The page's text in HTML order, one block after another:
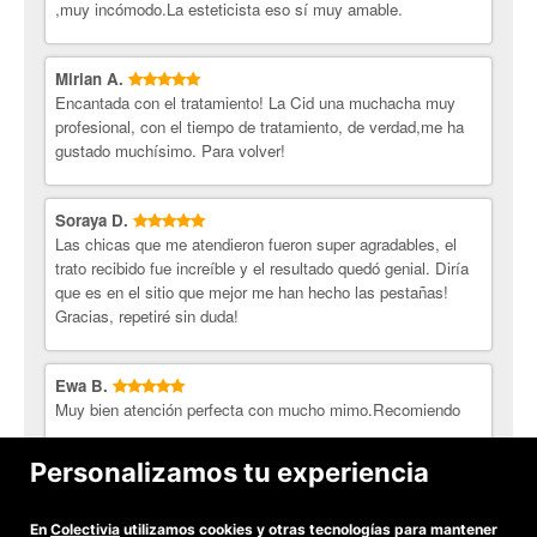
,muy incómodo.La esteticista eso sí muy amable.
Mirian A.
Encantada con el tratamiento! La Cid una muchacha muy
profesional, con el tiempo de tratamiento, de verdad,me ha
gustado muchísimo. Para volver!
Soraya D.
Las chicas que me atendieron fueron super agradables, el
trato recibido fue increíble y el resultado quedó genial. Diría
que es en el sitio que mejor me han hecho las pestañas!
Gracias, repetiré sin duda!
Ewa B.
Muy bien atención perfecta con mucho mimo.Recomiendo
Nuria S.
experta realizando el tratamiento
Personalizamos tu experiencia
En Colectivia utilizamos cookies y otras tecnologías para mantener